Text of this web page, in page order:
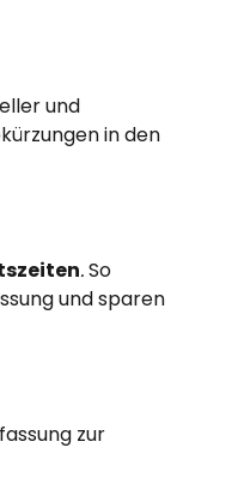
und
in den
. So
und sparen
zur